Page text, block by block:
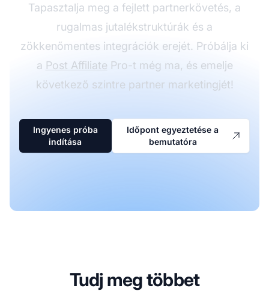
Tapasztalja meg a fejlett partnerkövetés, a
rugalmas jutalékstruktúrák és a
zökkenőmentes integrációk erejét. Próbálja ki
a Post Affiliate Pro-t még ma, és emelje
következő szintre partner marketingjét!
Ingyenes próba
indítása
Időpont egyeztetése a
bemutatóra
Tudj meg többet